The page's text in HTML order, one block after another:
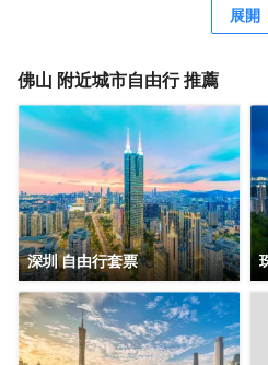
題房型，讓你領略時尚、炫酷的
積（35m²-38m²），配有39”飛
iphone、ipad和筆記本，並且支
展開
佛山 附近城市自由行 推薦
深圳 自由行套票